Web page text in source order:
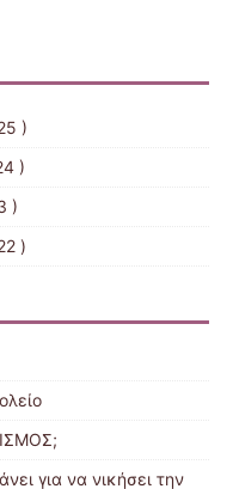
)
)
)
)
για να νικήσει την